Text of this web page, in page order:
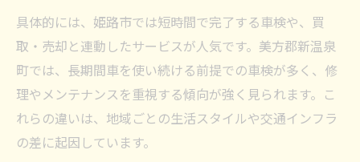
具体的には、姫路市では短時間で完了する車検や、買
取・売却と連動したサービスが人気です。美方郡新温泉
町では、長期間車を使い続ける前提での車検が多く、修
理やメンテナンスを重視する傾向が強く見られます。こ
れらの違いは、地域ごとの生活スタイルや交通インフラ
の差に起因しています。